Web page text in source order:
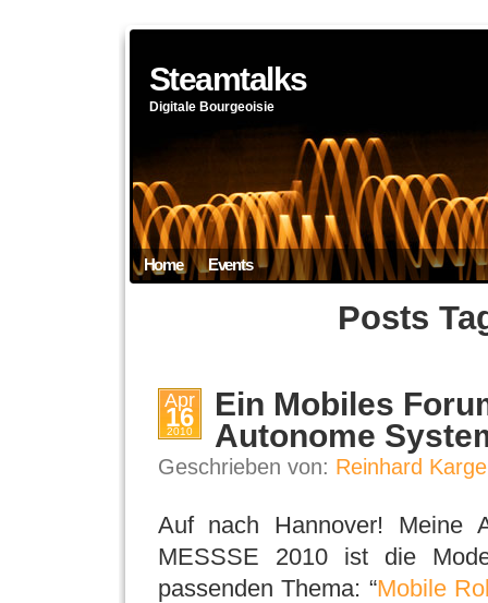
Steamtalks
Digitale Bourgeoisie
Home Events
Posts
Apr
16
2010
Ein Mobiles
Autonome
Geschrieben von: Reinhard
Auf nach Hannover! Meine
MESSSE 2010 ist die
passenden Thema: “Mobile